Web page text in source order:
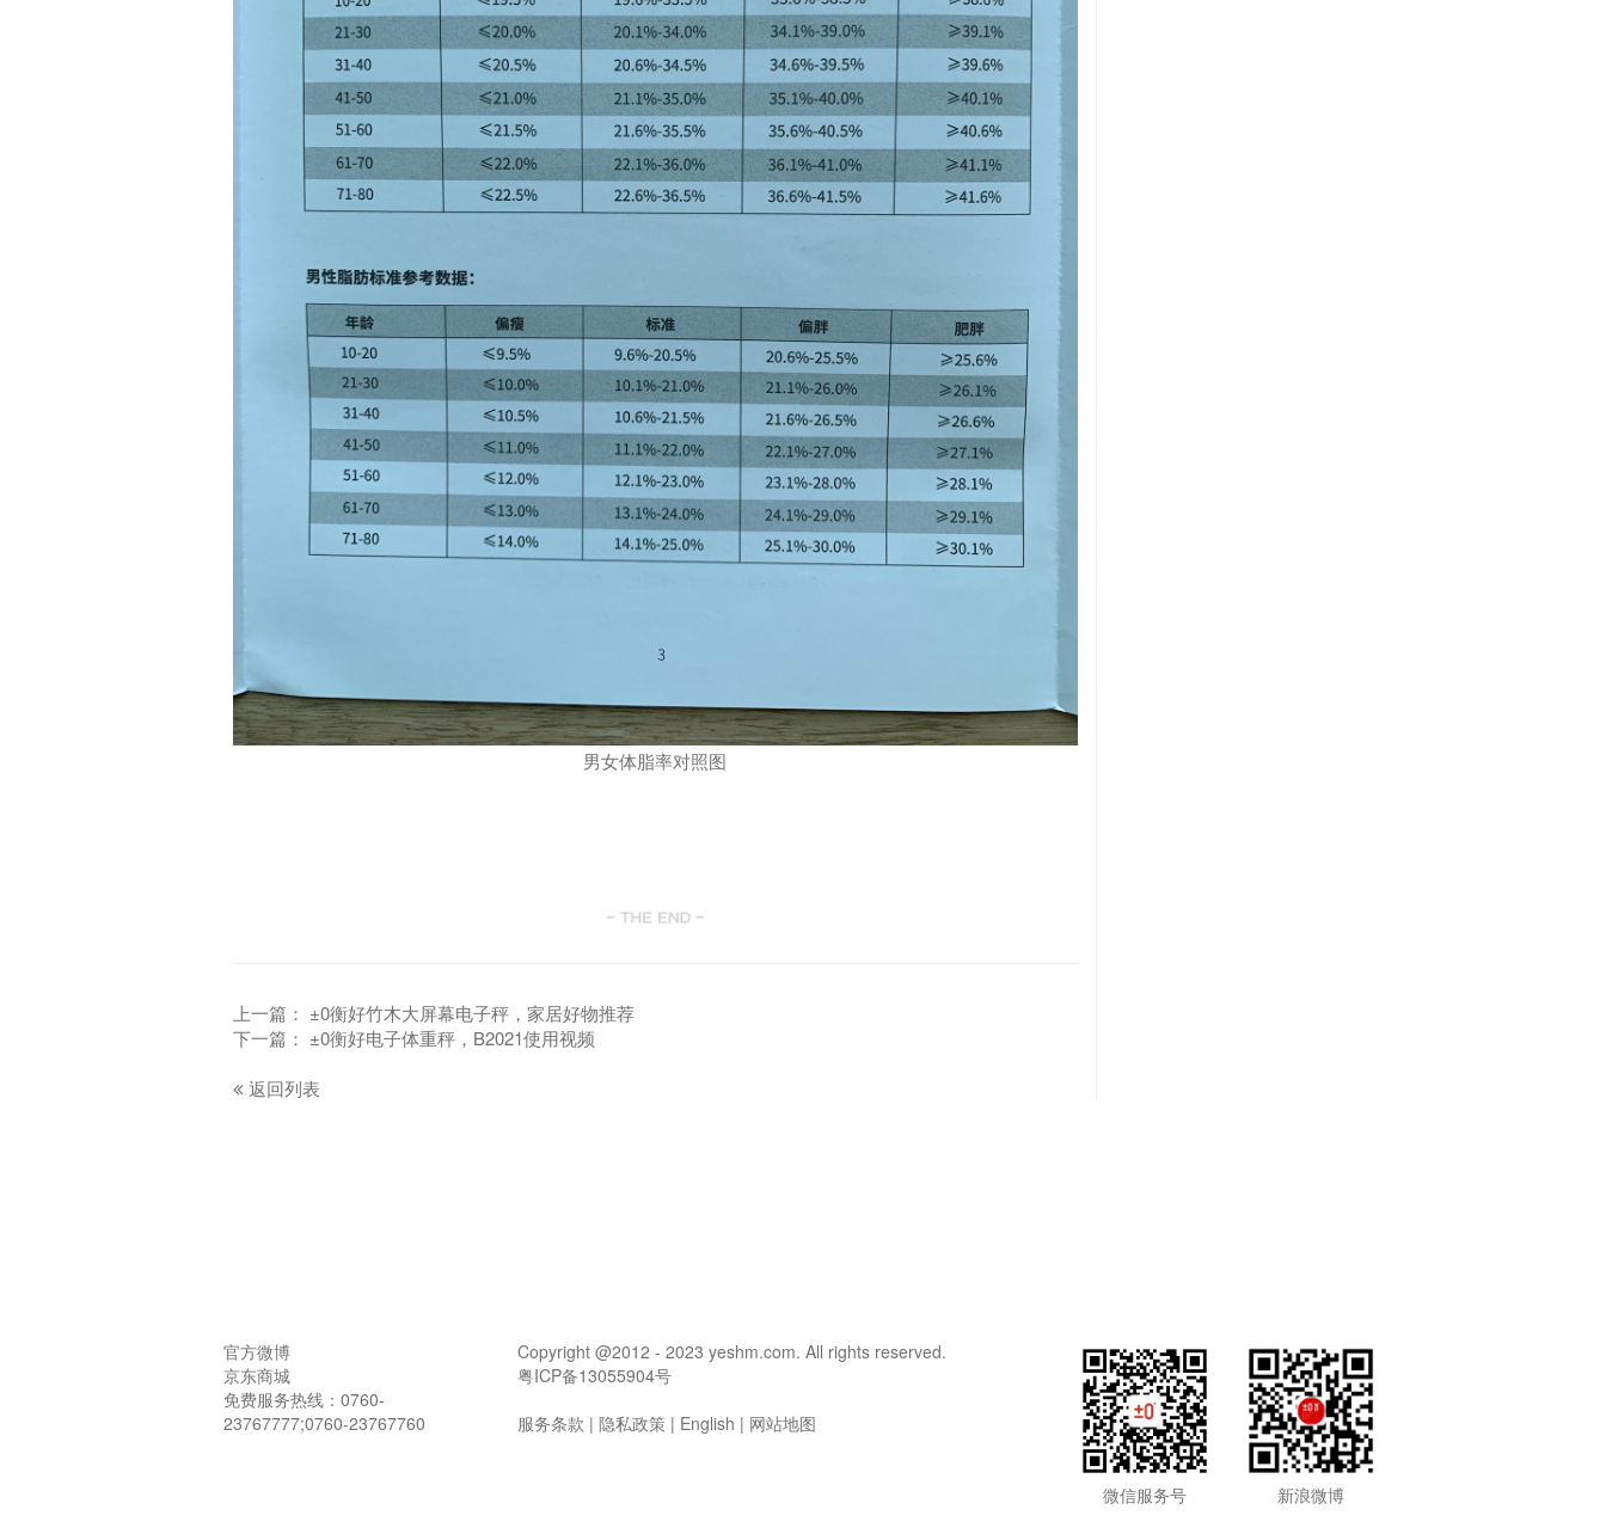
男女体脂率对照图
上一篇： ±0衡好竹木大屏幕电子秤，家居好物推荐
下一篇： ±0衡好电子体重秤，B2021使用视频
返回列表
官方微博
京东商城
免费服务热线：0760-
23767777;0760-23767760
Copyright @2012 - 2023 yeshm.com. All rights reserved.
粤ICP备13055904号
服务条款 |隐私政策 | English | 网站地图
微信服务号 新浪微博